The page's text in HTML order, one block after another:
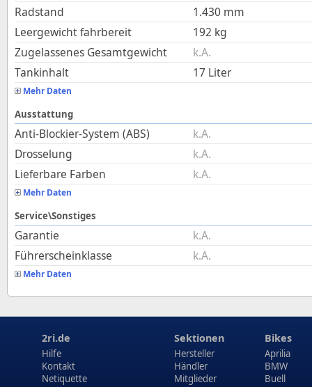
Radstand
1.430 mm
Leergewicht fahrbereit
192 kg
Zugelassenes Gesamtgewicht
k.A.
Tankinhalt
17 Liter
Mehr Daten
Ausstattung
Anti-Blockier-System (ABS)
k.A.
Drosselung
k.A.
Lieferbare Farben
k.A.
Mehr Daten
Service\Sonstiges
Garantie
k.A.
Führerscheinklasse
k.A.
Mehr Daten
2ri.de
Hilfe
Kontakt
Netiquette
Sektionen
Hersteller
Händler
Mitglieder
Bikes
Aprilia
BMW
Buell